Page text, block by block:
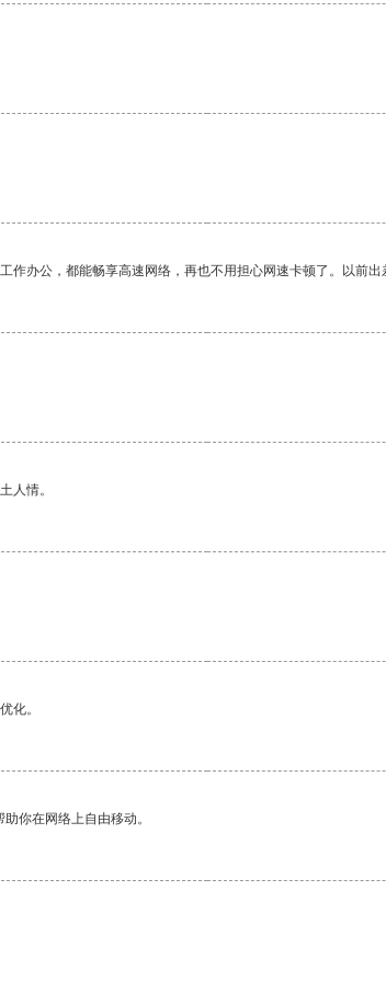
办公，都能畅享高速网络，再也不用担心网速卡顿了。以前
人情。
化。
你在网络上自由移动。